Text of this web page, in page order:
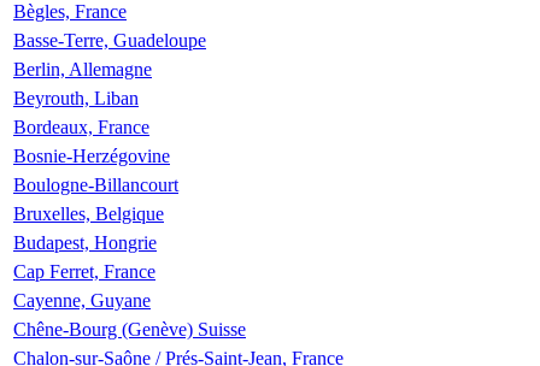
Bègles, France
Basse-Terre, Guadeloupe
Berlin, Allemagne
Beyrouth, Liban
Bordeaux, France
Bosnie-Herzégovine
Boulogne-Billancourt
Bruxelles, Belgique
Budapest, Hongrie
Cap Ferret, France
Cayenne, Guyane
Chêne-Bourg (Genève) Suisse
Chalon-sur-Saône / Prés-Saint-Jean, France